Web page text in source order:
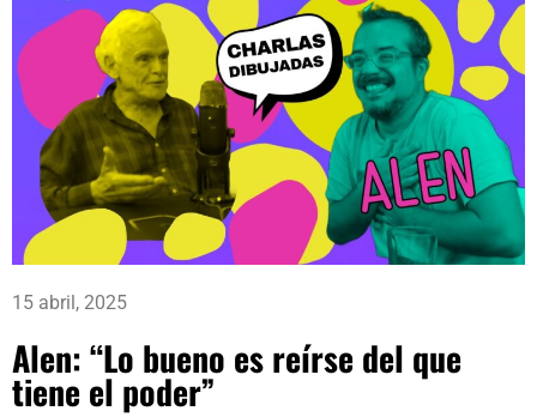
15 abril, 2025
Alen: “Lo bueno es reírse del que
tiene el poder”